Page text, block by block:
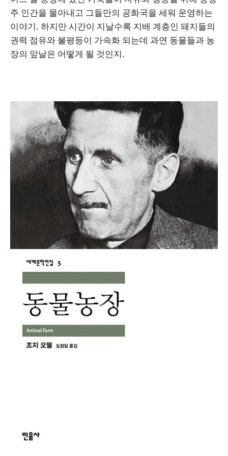
주 인간을 몰아내고 그들만의 공화국을 세워 운영하는
이야기. 하지만 시간이 지날수록 지배 계층인 돼지들의
권력 점유와 불평등이 가속화 되는데 과연 동물들과 농
장의 앞날은 어떻게 될 것인지.